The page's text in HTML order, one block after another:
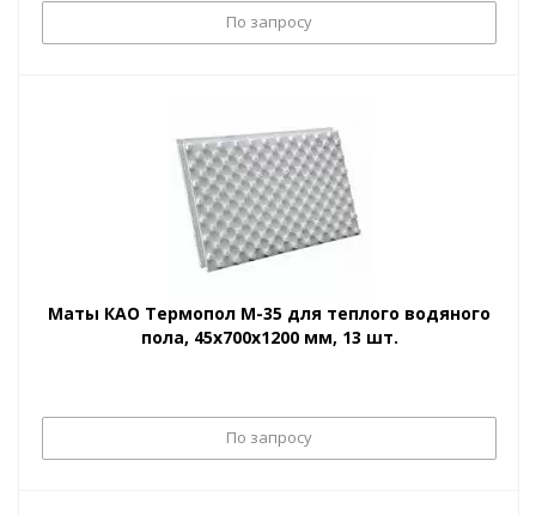
По запросу
Маты КАО Термопол М-35 для теплого водяного
пола, 45х700х1200 мм, 13 шт.
По запросу